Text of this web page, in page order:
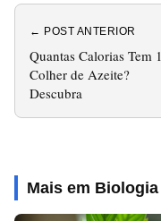
← POST ANTERIOR
Quantas Calorias Tem 1
Colher de Azeite?
Descubra
Mais em Biologia